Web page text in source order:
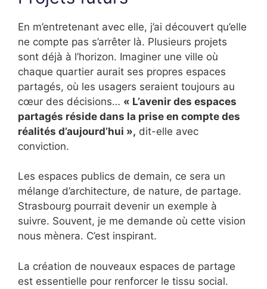
En m’entretenant avec elle, j’ai découvert qu’elle
ne compte pas s’arrêter là. Plusieurs projets
sont déjà à l’horizon. Imaginer une ville où
chaque quartier aurait ses propres espaces
partagés, où les usagers seraient toujours au
cœur des décisions… « L’avenir des espaces
partagés réside dans la prise en compte des
réalités d’aujourd’hui », dit-elle avec
conviction.
Les espaces publics de demain, ce sera un
mélange d’architecture, de nature, de partage.
Strasbourg pourrait devenir un exemple à
suivre. Souvent, je me demande où cette vision
nous mènera. C’est inspirant.
La création de nouveaux espaces de partage
est essentielle pour renforcer le tissu social.